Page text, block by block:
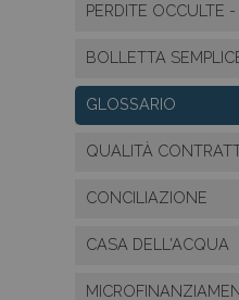
PERDITE OCCULTE
BOLLETTA
GLOSSARIO
QUALITÀ
CONCILIAZIONE
CASA DELL'ACQUA